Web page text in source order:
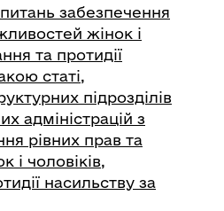
забезпечення
жінок і
та протидії
статі,
підрозділів
адміністрацій з
рівних прав та
і чоловіків,
насильству за